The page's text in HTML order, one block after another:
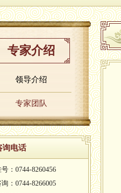
专家介绍
领导介绍
专家团队
询电话
：0744-8260456
询：0744-8266005